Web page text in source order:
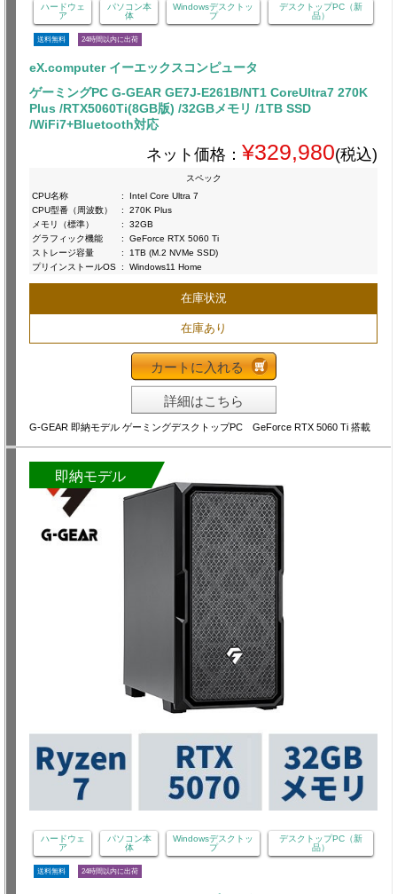
ハードウェ
ア
パソコン本
体
Windowsデスクトッ
プ
デスクトップPC（新
品）
送料無料 24時間以内に出荷
eX.computer イーエックスコンピュータ
ゲーミングPC G-GEAR GE7J-E261B/NT1 CoreUltra7 270K
Plus /RTX5060Ti(8GB版) /32GBメモリ /1TB SSD
/WiFi7+Bluetooth対応
ネット価格： ¥329,980(税込)
スペック
CPU名称
:
Intel Core Ultra 7
CPU型番（周波数）
:
270K Plus
メモリ（標準）
:
32GB
グラフィック機能
:
GeForce RTX 5060 Ti
ストレージ容量
:
1TB (M.2 NVMe SSD)
プリインストールOS : Windows11 Home
在庫状況
在庫あり
カートに入れる
詳細はこちら
G-GEAR 即納モデル ゲーミングデスクトップPC GeForce RTX 5060 Ti 搭載
即納モデル
ハードウェ
ア
パソコン本
体
Windowsデスクトッ
プ
デスクトップPC（新
品）
送料無料 24時間以内に出荷